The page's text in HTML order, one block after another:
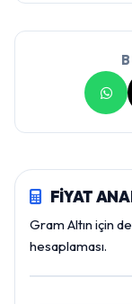
FİYAT
Gram Altın için
hesaplaması.